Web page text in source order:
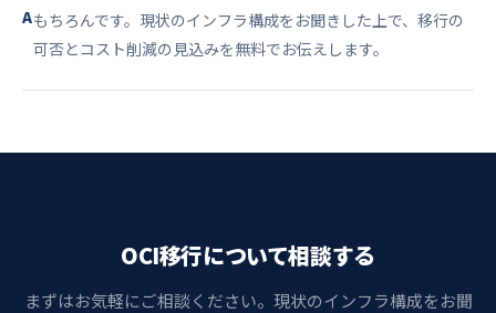
Aもちろんです。現状のインフラ構成をお聞きした上で、移行の
可否とコスト削減の見込みを無料でお伝えします。
OCI移行について相談する
まずはお気軽にご相談ください。現状のインフラ構成をお聞